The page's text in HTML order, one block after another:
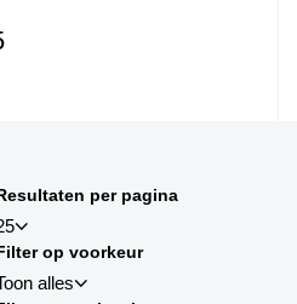
per pagina
25
op voorkeur
alles
sortby_title:desc
sortby_palga:asc